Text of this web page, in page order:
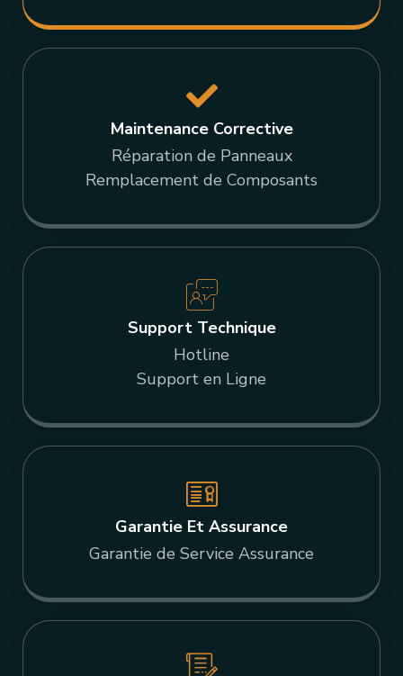
Maintenance Corrective
Réparation de Panneaux
Remplacement de Composants
Support Technique
Hotline
Support en Ligne
Garantie Et Assurance
Garantie de Service Assurance